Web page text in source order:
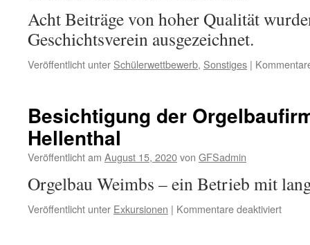
Acht Beiträge von hoher Qualität
Geschichtsverein ausgezeichnet.
Veröffentlicht unter Schülerwettbewerb, Sonstiges |
Besichtigung der
Hellenthal
Veröffentlicht am August 15, 2020von GFSadmin
Orgelbau Weimbs – ein Betrieb mit
Veröffentlicht unter Exkursionen | Kommentare deaktiviertfür